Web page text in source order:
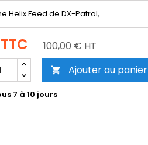
Helix Feed de DX-Patrol,
TTC 100,00 € HT
 Ajouter au panier
7 à 10 jours